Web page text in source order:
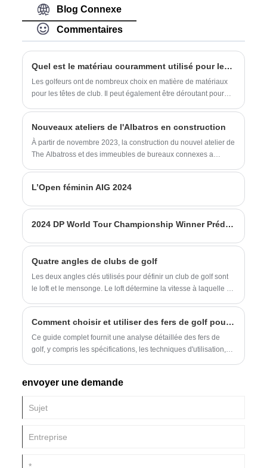
durée limitée est en vigueur ! Premier
maintenant.
de forgeage de précision avancé et de
design populaire. Il est spécialement
conçu pour les golfeuses qui recherchent
un driver adapté aux débutants, facile à
utiliser, à la fois fonctionnel et élégant.
Blog Connexe
Commentaires
Quel est le matériau couramment utilisé pour les différentes têtes de club de golf ?
Les golfeurs ont de nombreux choix en matière de matériaux
pour les têtes de club. Il peut également être déroutant pour
tête de club de golf, Albatross Sports souhaite partager
quelques connaissances à ce sujet.
Nouveaux ateliers de l'Albatros en construction
À partir de novembre 2023, la construction du nouvel atelier de
The Albatross et des immeubles de bureaux connexes a
L’Open féminin AIG 2024
2024 DP World Tour Championship Winner Prédiction
Quatre angles de clubs de golf
Les deux angles clés utilisés pour définir un club de golf sont
le loft et le mensonge. Le loft détermine la vitesse à laquelle la
et le lie, il existe deux autres angles appelés angle de face et
rebond. Ci-dessous, nous aimerions les clarifier un par un.
Comment choisir et utiliser des fers de golf pour des performances optimales ?
Ce guide complet fournit une analyse détaillée des fers de
golf, y compris les spécifications, les techniques d'utilisation,
performances sur le parcours et à comprendre les normes de
envoyer une demande